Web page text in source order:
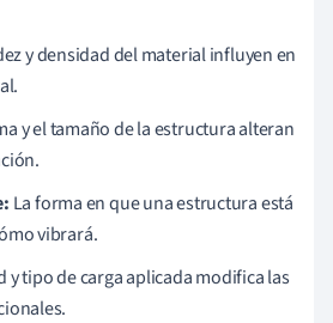
y densidad del material influyen en
y el tamaño de la estructura alteran
La forma en que una estructura está
vibrará.
y tipo de carga aplicada modifica las